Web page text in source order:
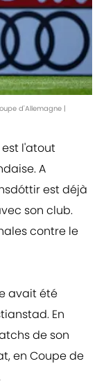
d'Allemagne |
l'atout
A
est déjà
son club.
contre le
avait été
En
de son
en Coupe de